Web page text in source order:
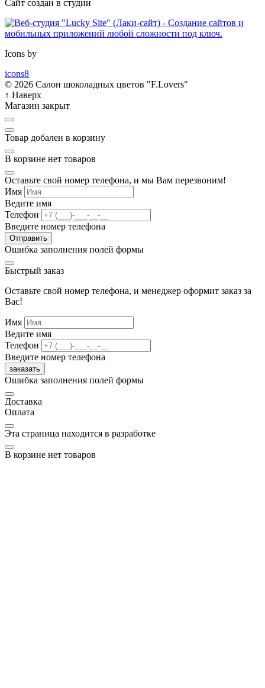
Сайт создан в студии
Icons by
icons8
© 2026 Салон шоколадных цветов "F.Lovers"
↑ Наверх
Магазин закрыт
Товар добален в корзину
В корзине нет товаров
Оставьте свой номер телефона, и мы Вам перезвоним!
Имя
Ведите имя
Телефон
Введите номер телефона
Отправить
Ошибка заполнения полей формы
Быстрый заказ
Оставьте свой номер телефона, и менеджер оформит заказ за
Вас!
Имя
Ведите имя
Телефон
Введите номер телефона
заказать
Ошибка заполнения полей формы
Доставка
Оплата
Эта страница находится в разработке
В корзине нет товаров